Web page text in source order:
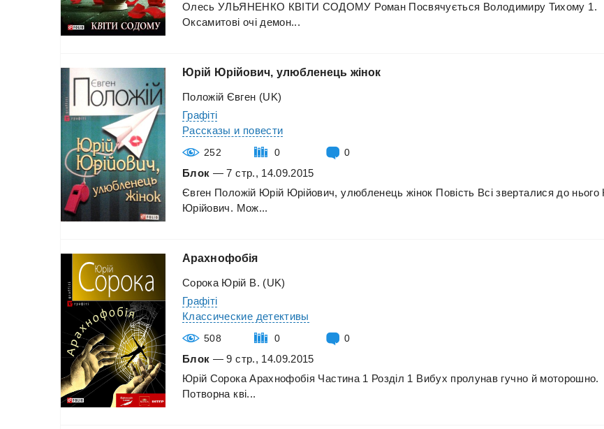
Олесь УЛЬЯНЕНКО КВІТИ СОДОМУ Роман Посвячується Володимиру Тихому 1.
Оксамитові очі демон...
Юрій Юрійович, улюбленець жінок
Положій Євген (UK)
Графіті
Рассказы и повести
252 0 0
Блок — 7 стр., 14.09.2015
Євген Положій Юрій Юрійович, улюбленець жінок Повість Всі зверталися до нього
Юрійович. Мож...
Арахнофобія
Сорока Юрій В. (UK)
Графіті
Классические детективы
508 0 0
Блок — 9 стр., 14.09.2015
Юрій Сорока Арахнофобія Частина 1 Розділ 1 Вибух пролунав гучно й моторошно.
Потворна кві...